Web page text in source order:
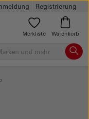
Registrierung
Merkliste Warenkorb